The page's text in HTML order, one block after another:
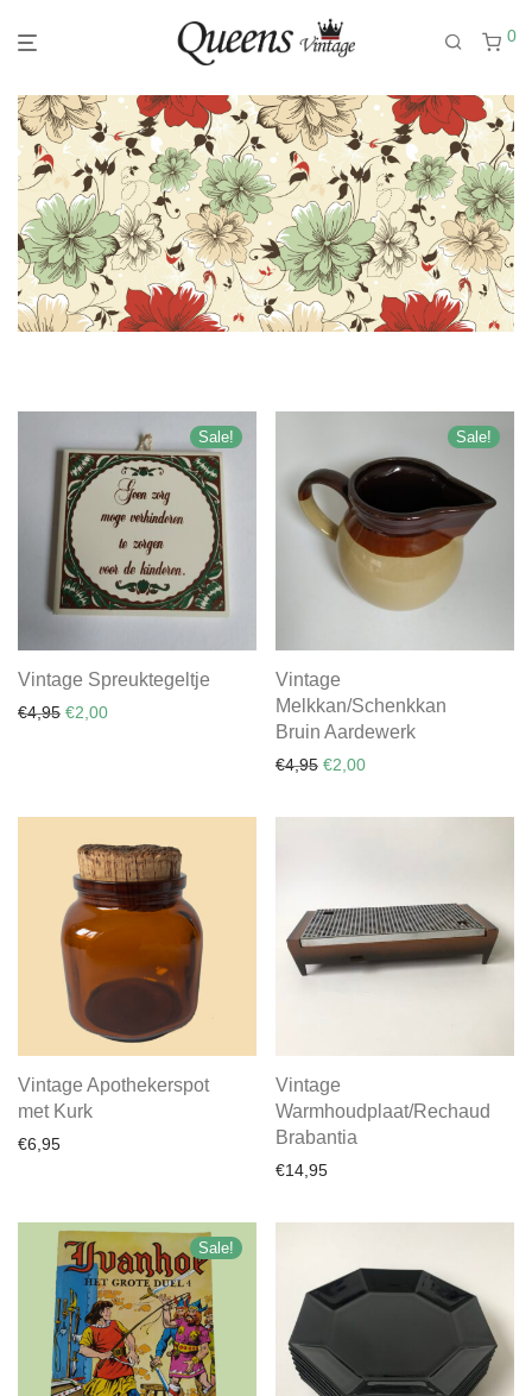
0
Sale!
Vintage Spreuktegeltje
€4,95 €2,00
Sale!
Vintage
Melkkan/Schenkkan
Bruin Aardewerk
€4,95 €2,00
Vintage Apothekerspot
met Kurk
€6,95
Vintage
Warmhoudplaat/Rechaud
Brabantia
€14,95
Sale!